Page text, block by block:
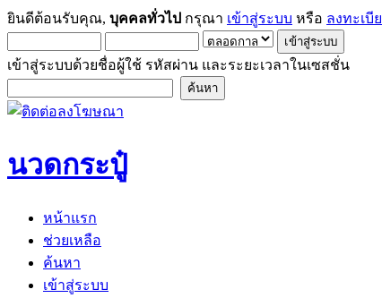
ยินดีต้อนรับคุณ, บุคคลทั่วไป กรุณา เข้าสู่ระบบ หรือ ลงทะเบี
เข้าสู่ระบบด้วยชื่อผู้ใช้ รหัสผ่าน และระยะเวลาในเซสชั่น
นวดกระปู๋
หน้าแรก
ช่วยเหลือ
ค้นหา
เข้าสู่ระบบ